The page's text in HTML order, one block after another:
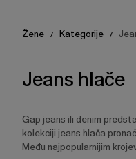
Žene / Kategorije /
Jeans hlače
Gap jeans ili denim
kolekciji jeans hlača
Među najpopularnijim